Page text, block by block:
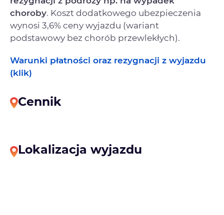
choroby. Koszt dodatkowego ubezpieczenia
wynosi 3,6% ceny wyjazdu (wariant
podstawowy bez chorób przewlekłych).
Warunki płatności oraz rezygnacji z wyjazdu
(klik)
Cennik
Lokalizacja wyjazdu